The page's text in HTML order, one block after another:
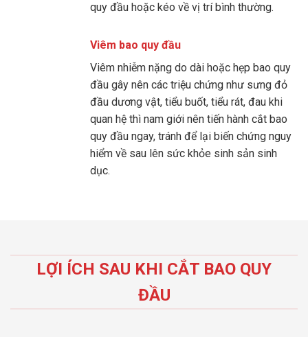
quy đầu hoặc kéo về vị trí bình thường.
Viêm bao quy đầu
Viêm nhiễm nặng do dài hoặc hẹp bao quy
đầu gây nên các triệu chứng như sưng đỏ
đầu dương vật, tiểu buốt, tiểu rát, đau khi
quan hệ thì nam giới nên tiến hành cắt bao
quy đầu ngay, tránh để lại biến chứng nguy
hiểm về sau lên sức khỏe sinh sản sinh
dục.
LỢI ÍCH SAU KHI CẮT BAO QUY
ĐẦU